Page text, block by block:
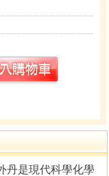
丹是現代科學化學